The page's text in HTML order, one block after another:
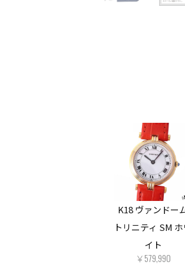
K18 ヴァンドー
トリニティ SM ホ
イト
￥579,990